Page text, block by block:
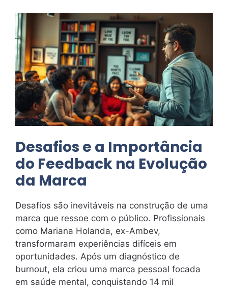
Desafios e a Importância
do Feedback na Evolução
da Marca
Desafios são inevitáveis na construção de uma
marca que ressoe com o público. Profissionais
como Mariana Holanda, ex-Ambev,
transformaram experiências difíceis em
oportunidades. Após um diagnóstico de
burnout, ela criou uma marca pessoal focada
em saúde mental, conquistando 14 mil